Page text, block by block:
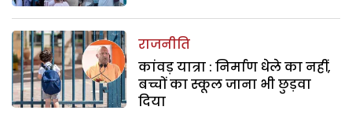
राजनीति
कांवड़ यात्रा : निर्माण धेले का नहीं,
बच्चों का स्कूल जाना भी छुड़वा
दिया